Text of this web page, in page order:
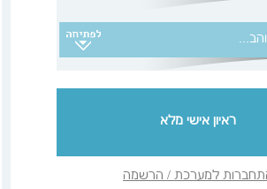
שלי היא ללמוד כל הזמן ומכל דבר,
לי בחיים כמו שיעור, לנסות
גם אם הוא פחות מוצלח.
ראיון אישי מלא
למערכת / הרשמה